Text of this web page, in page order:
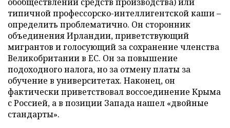
типичной профессорско-интеллигентской каши –
определить проблематично. Он сторонник
объединения Ирландии, приветствующий
мигрантов и голосующий за сохранение членства
Великобритании в ЕС. Он за повышение
подоходного налога, но за отмену платы за
обучение в университетах. Наконец, он
фактически приветствовал воссоединение Крыма
с Россией, а в позиции Запада нашел «двойные
стандарты».